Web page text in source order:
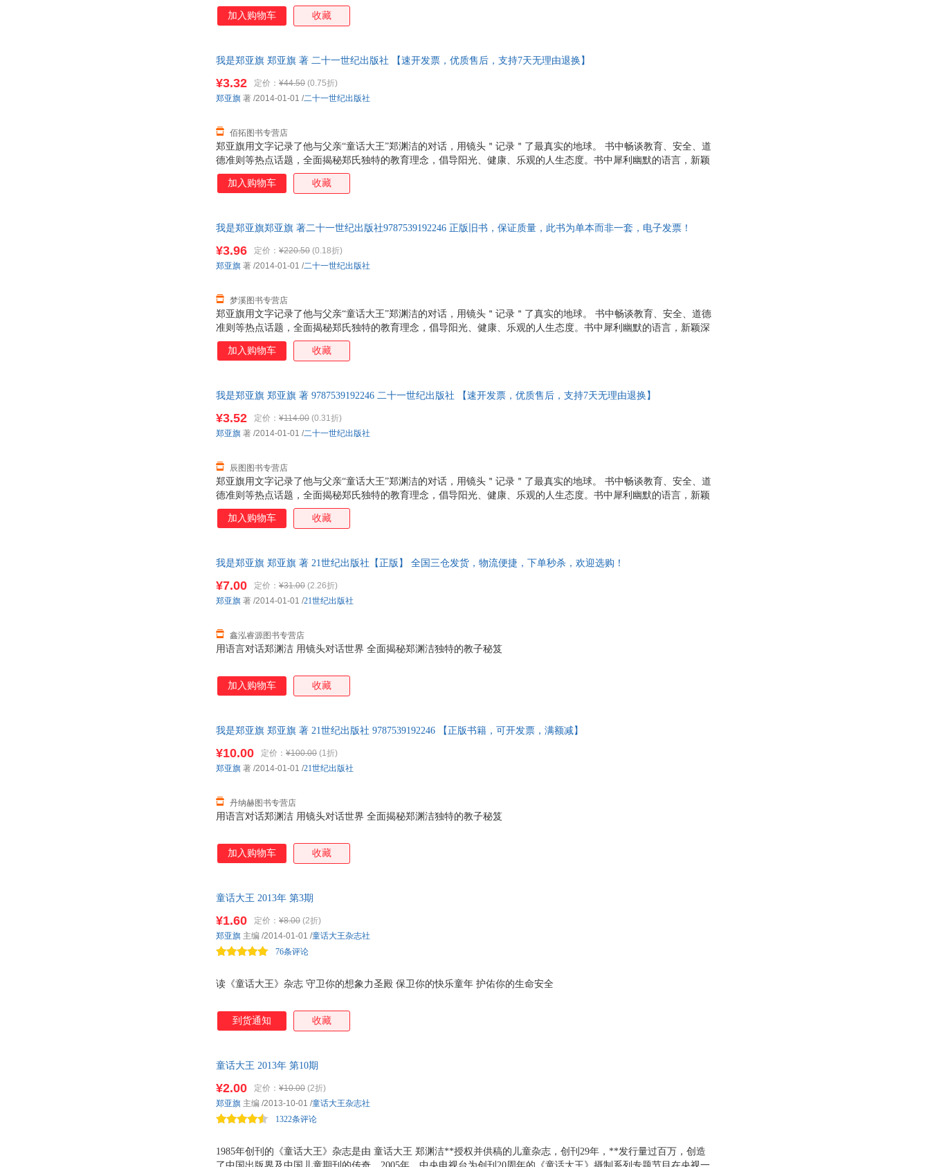
加入购物车 收藏
我是郑亚旗 郑亚旗 著 二十一世纪出版社 【速开发票，优质售后，支持7天无理由退换】
郑亚旗用文字记录了他与父亲“童话大王”郑渊洁的对话，用镜头＂记录＂了最真实的地球。 书中畅谈教育、安全、道
德准则等热点话题，全面揭秘郑氏独特的教育理念，倡导阳光、健康、乐观的人生态度。书中犀利幽默的语言，新颖
深邃的观点，值得读者细细品味。本书收录的郑亚旗摄影作品向读者展示了多彩的地球风光。
¥3.32 定价： ¥44.50 (0.75折)
佰拓图书专营店
郑亚旗 著 /2014-01-01 /二十一世纪出版社
加入购物车 收藏
我是郑亚旗郑亚旗 著二十一世纪出版社9787539192246 正版旧书，保证质量，此书为单本而非一套，电子发票！
郑亚旗用文字记录了他与父亲“童话大王”郑渊洁的对话，用镜头＂记录＂了真实的地球。 书中畅谈教育、安全、道德
准则等热点话题，全面揭秘郑氏独特的教育理念，倡导阳光、健康、乐观的人生态度。书中犀利幽默的语言，新颖深
邃的观点，值得读者细细品味。本书收录的郑亚旗摄影作品向读者展示了多彩的地球风光。
¥3.96 定价： ¥220.50 (0.18折)
梦溪图书专营店
郑亚旗 著 /2014-01-01 /二十一世纪出版社
加入购物车 收藏
我是郑亚旗 郑亚旗 著 9787539192246 二十一世纪出版社 【速开发票，优质售后，支持7天无理由退换】
郑亚旗用文字记录了他与父亲“童话大王”郑渊洁的对话，用镜头＂记录＂了最真实的地球。 书中畅谈教育、安全、道
德准则等热点话题，全面揭秘郑氏独特的教育理念，倡导阳光、健康、乐观的人生态度。书中犀利幽默的语言，新颖
深邃的观点，值得读者细细品味。本书收录的郑亚旗摄影作品向读者展示了多彩的地球风光。
¥3.52 定价： ¥114.00 (0.31折)
辰图图书专营店
郑亚旗 著 /2014-01-01 /二十一世纪出版社
加入购物车 收藏
我是郑亚旗 郑亚旗 著 21世纪出版社【正版】 全国三仓发货，物流便捷，下单秒杀，欢迎选购！
用语言对话郑渊洁 用镜头对话世界 全面揭秘郑渊洁独特的教子秘笈
¥7.00 定价： ¥31.00 (2.26折)
鑫泓睿源图书专营店
郑亚旗 著 /2014-01-01 /21世纪出版社
加入购物车 收藏
我是郑亚旗 郑亚旗 著 21世纪出版社 9787539192246 【正版书籍，可开发票，满额减】
用语言对话郑渊洁 用镜头对话世界 全面揭秘郑渊洁独特的教子秘笈
¥10.00 定价： ¥100.00 (1折)
丹纳赫图书专营店
郑亚旗 著 /2014-01-01 /21世纪出版社
加入购物车 收藏
童话大王 2013年 第3期
读《童话大王》杂志 守卫你的想象力圣殿 保卫你的快乐童年 护佑你的生命安全
¥1.60 定价： ¥8.00 (2折)
76条评论
郑亚旗 主编 /2014-01-01 /童话大王杂志社
到货通知 收藏
童话大王 2013年 第10期
1985年创刊的《童话大王》杂志是由 童话大王 郑渊洁**授权并供稿的儿童杂志，创刊29年，**发行量过百万，创造
¥2.00 定价： ¥10.00 (2折)
1322条评论
郑亚旗 主编 /2013-10-01 /童话大王杂志社